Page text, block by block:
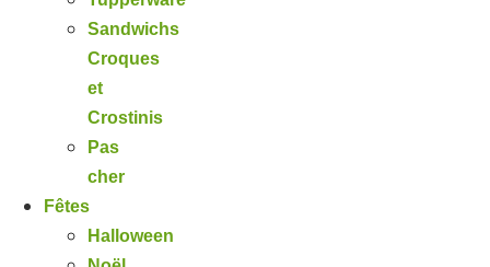
Sandwichs
Croques
et
Crostinis
Pas
cher
Fêtes
Halloween